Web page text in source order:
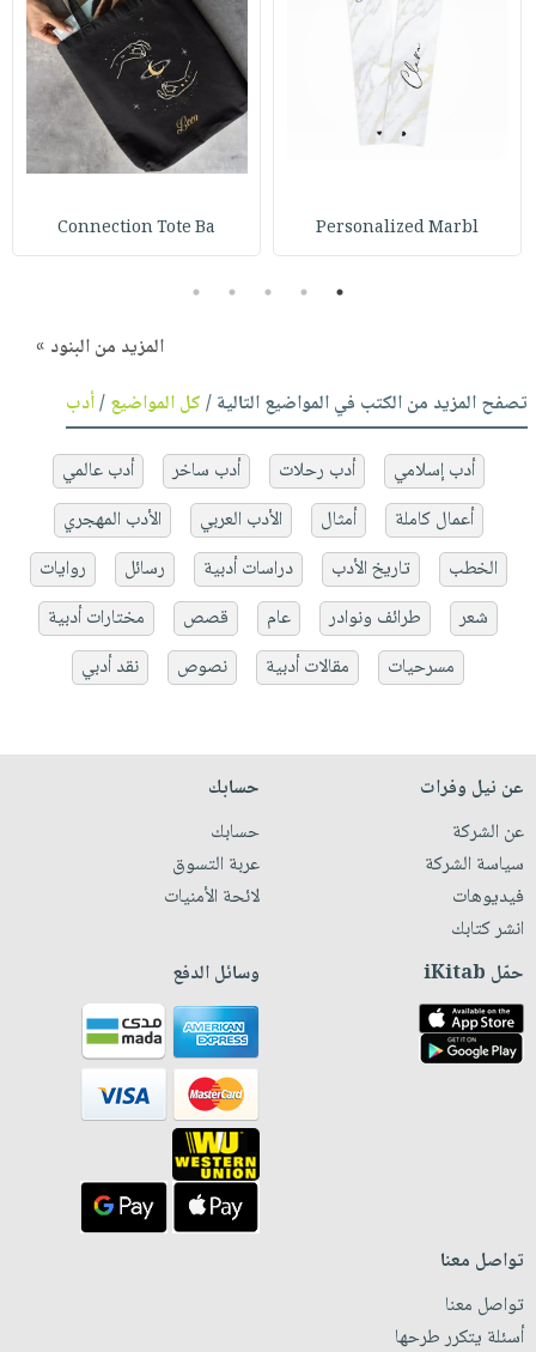
Personalized Marbl
Connection Tote Ba
1
2
3
4
5
المزيد من البنود »
تصفح المزيد من الكتب في المواضيع التالية /كل المواضيع/أدب
أدب إسلامي أدب رحلات أدب ساخر
أدب عالمي
أعمال كاملة
أمثال الأدب العربي
الأدب المهجري
الخطب
تاريخ الأدب دراسات أدبية رسائل
روايات
شعر
طرائف ونوادر عام قصص
مختارات أدبية
مسرحيات
مقالات أدبية نصوص نقد أدبي
عن نيل وفرات
عن الشركة
سياسة الشركة
فيديوهات
انشر كتابك
حسابك
حسابك
عربة التسوق
لائحة الأمنيات
حمّل iKitab وسائل الدفع
تواصل معنا
تواصل معنا
أسئلة يتكرر طرحها